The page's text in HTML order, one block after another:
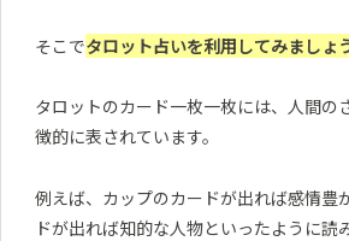
そこでタロット占いを利用してみましょ
タロットのカード一枚一枚には、人間の
徴的に表されています。
例えば、カップのカードが出れば感情豊
ドが出れば知的な人物といったように読